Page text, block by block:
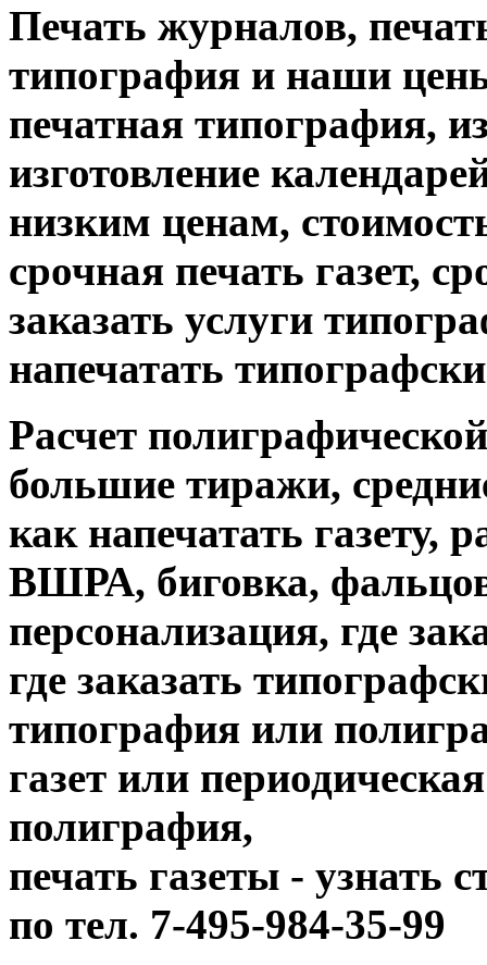
Печать журналов,
типография и наши
печатная типография,
изготовление
низким ценам,
срочная печать газет,
заказать услуги
напечатать
Расчет
большие тиражи,
как напечатать газету,
ВШРА, биговка,
персонализация, где
где заказать
типография или
газет или
полиграфия,
печать газеты - узнать
по тел. 7-495-984-35-99